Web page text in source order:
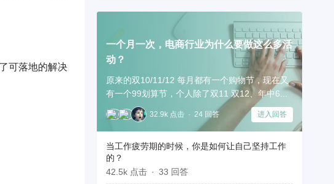
可落地的解决
一个月一次，电商行业为什么要做这么多活
动？
原来的双10/11/12 每月都有一个购物节，现在又
有一个99划算节，个人除了双11 双12、年中6...
32.9k 点击 24 回答 进入回答
当工作疲劳期的时候，你是如何让自己坚持工作
的？
42.5k 点击
33 回答